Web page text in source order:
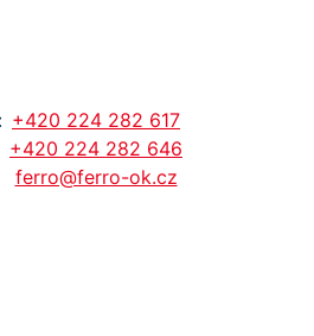
: +420 224 282 617
+420 224 282 646
ferro@ferro-ok.cz